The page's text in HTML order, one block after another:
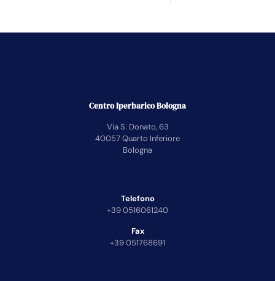
Centro Iperbarico Bologna
Via S. Donato, 63
40057 Quarto Inferiore
Bologna
Telefono
+39 0516061240
Fax
+39 051768691